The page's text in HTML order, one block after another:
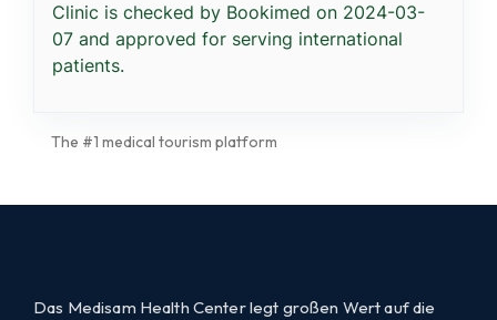
Clinic is checked by Bookimed on 2024-03-
07 and approved for serving international
patients.
The #1 medical tourism platform
Das Medisam Health Center legt großen Wert auf die